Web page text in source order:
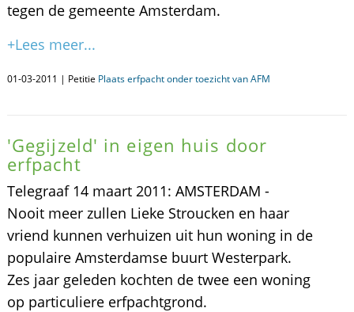
tegen de gemeente Amsterdam.
+Lees meer...
01-03-2011 | Petitie Plaats erfpacht onder toezicht van AFM
'Gegijzeld' in eigen huis door
erfpacht
Telegraaf 14 maart 2011: AMSTERDAM -
Nooit meer zullen Lieke Stroucken en haar
vriend kunnen verhuizen uit hun woning in de
populaire Amsterdamse buurt Westerpark.
Zes jaar geleden kochten de twee een woning
op particuliere erfpachtgrond.